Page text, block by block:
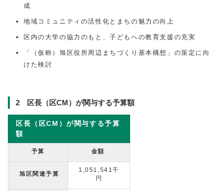
成
地域コミュニティの活性化とまちの魅力の向上
区内の大学の協力のもと、子どもへの教育支援の充実
「（仮称）旭区役所周辺まちづくり基本構想」の策定に向
けた検討
2 区長（区CM）が関与する予算額
区長（区CM）が関与する予算
額
予算 金額
旭区関連予算
1,051,541千
円